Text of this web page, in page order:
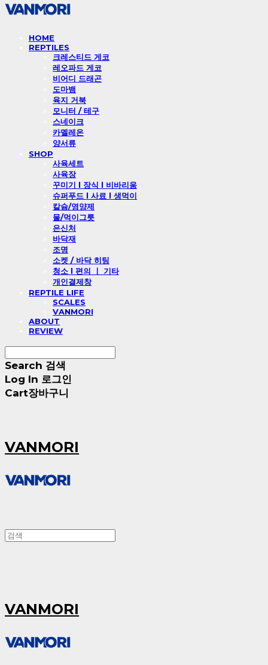
HOME
REPTILES
크레스티드 게코
레오파드 게코
비어디 드래곤
도마뱀
육지 거북
모니터 / 테구
스네이크
카멜레온
양서류
SHOP
사육세트
사육장
꾸미기 l 장식 l 비바리움
슈퍼푸드 l 사료 l 생먹이
칼슘/영양제
물/먹이그릇
은신처
바닥재
조명
소켓 / 바닥 히팅
청소 l 편의 ㅣ 기타
개인결제창
REPTILE LIFE
SCALES
VANMORI
ABOUT
REVIEW
Search 검색
Log In 로그인
Cart장바구니
VANMORI
VANMORI